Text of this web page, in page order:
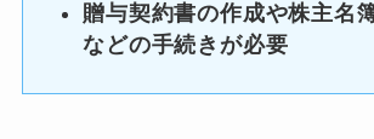
贈与契約書の作成や株主名
などの手続きが必要